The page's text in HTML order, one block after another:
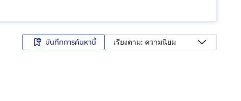
บันทึกการค้นหานี้ เรียงตาม: ความนิยม